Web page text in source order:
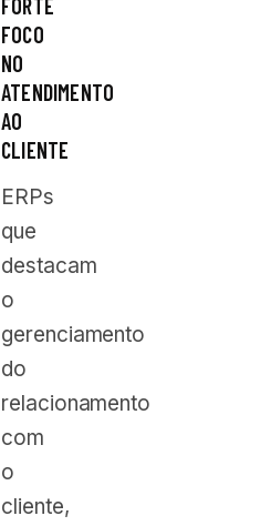
FOCO
NO
ATENDIMENTO
AO
CLIENTE
ERPs
que
destacam
o
gerenciamento
do
relacionamento
com
o
cliente,